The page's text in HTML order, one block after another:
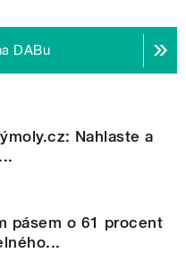
DABu
Nahlaste a
pásem o 61 procent